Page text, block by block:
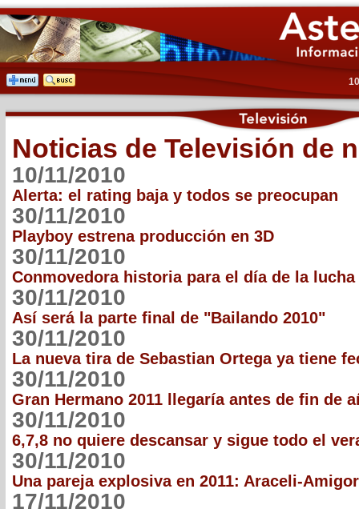
Noticias de Televisión de
10/11/2010
Alerta: el rating baja y todos se preocupan
30/11/2010
Playboy estrena producción en 3D
30/11/2010
Conmovedora historia para el día de la
30/11/2010
Así será la parte final de "Bailando 2010"
30/11/2010
La nueva tira de Sebastian Ortega ya tiene
30/11/2010
Gran Hermano 2011 llegaría antes de fin de
30/11/2010
6,7,8 no quiere descansar y sigue todo el
30/11/2010
Una pareja explosiva en 2011: Araceli-
17/11/2010